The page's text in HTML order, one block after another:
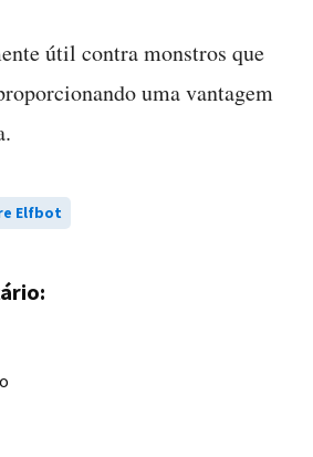
útil contra monstros que
uma vantagem
Elfbot